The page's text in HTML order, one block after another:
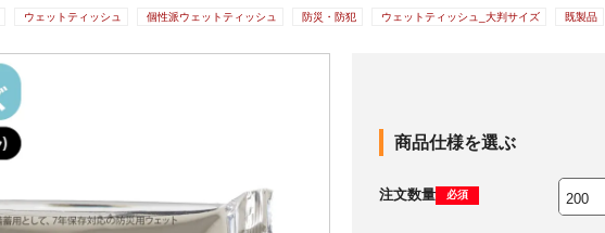
ウェットティッシュ 個性派ウェットティッシュ 防災・防犯 ウェットティッシュ_大判サイズ 既製品
商品仕様を選ぶ
注文数量 必須